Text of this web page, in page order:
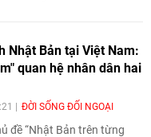
tâm Văn hóa Việt Nam tại
chức Lễ hội Mùa hè Skopje
công sự kiện "Ngày Việt
2026".
Nhật Bản tại Việt Nam:
quan hệ nhân dân hai
ĐỜI SỐNG ĐỐI NGOẠI
đề “Nhật Bản trên từng